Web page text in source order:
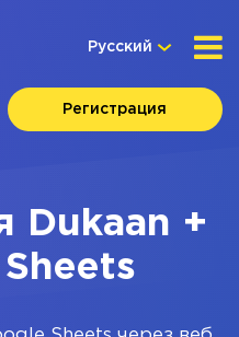
Русский
Регистрация
Dukaan +